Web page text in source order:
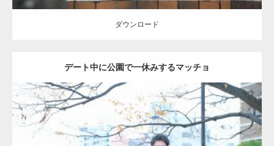
ダウンロード
デート中に公園で一休みするマッチョ
Update:2021.07.6